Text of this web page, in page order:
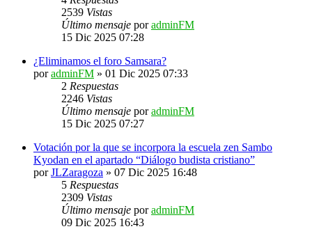
2539 Vistas
Último mensaje poradminFM
15 Dic 2025 07:28
¿Eliminamos el foro Samsara?
poradminFM » 01 Dic 2025 07:33
2 Respuestas
2246 Vistas
Último mensaje poradminFM
15 Dic 2025 07:27
Votación por la que se incorpora la escuela zen Sambo
Kyodan en el apartado “Diálogo budista cristiano”
porJLZaragoza » 07 Dic 2025 16:48
5 Respuestas
2309 Vistas
Último mensaje poradminFM
09 Dic 2025 16:43